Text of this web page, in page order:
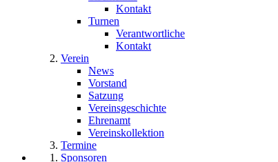
Kontakt
Turnen
Verantwortliche
Kontakt
Verein
News
Vorstand
Satzung
Vereinsgeschichte
Ehrenamt
Vereinskollektion
Termine
Sponsoren